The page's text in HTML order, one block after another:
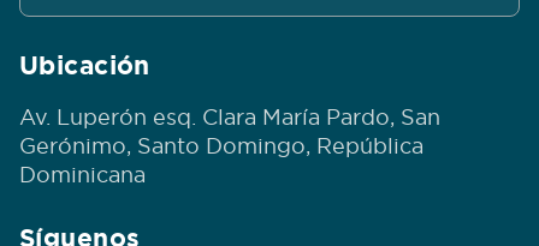
Ubicación
Av. Luperón esq. Clara María Pardo, San
Gerónimo, Santo Domingo, República
Dominicana
Síguenos